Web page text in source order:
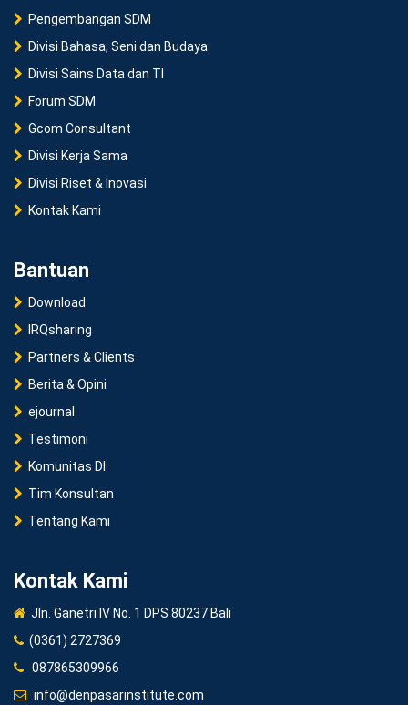
Pengembangan SDM
Divisi Bahasa, Seni dan Budaya
Divisi Sains Data dan TI
Forum SDM
Gcom Consultant
Divisi Kerja Sama
Divisi Riset & Inovasi
Kontak Kami
Bantuan
Download
IRQsharing
Partners & Clients
Berita & Opini
ejournal
Testimoni
Komunitas DI
Tim Konsultan
Tentang Kami
Kontak Kami
Jln. Ganetri IV No. 1 DPS 80237 Bali
(0361) 2727369
087865309966
info@denpasarinstitute.com